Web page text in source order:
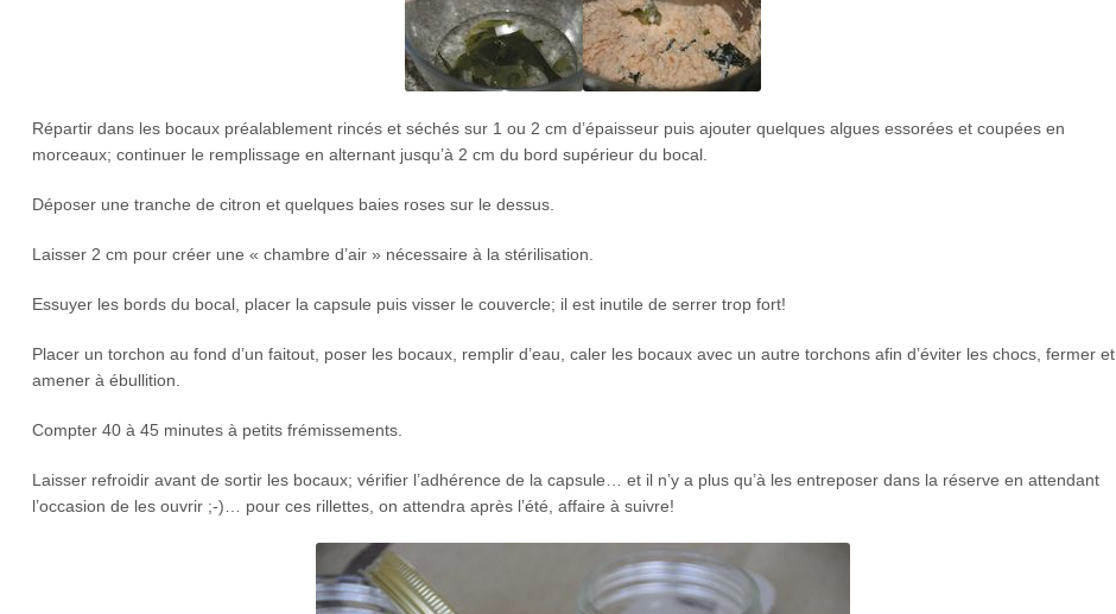
Répartir dans les bocaux préalablement rincés et séchés sur 1 ou 2 cm d’épaisseur puis ajouter quelques algues essorées et coupées en
morceaux; continuer le remplissage en alternant jusqu’à 2 cm du bord supérieur du bocal.
Déposer une tranche de citron et quelques baies roses sur le dessus.
Laisser 2 cm pour créer une « chambre d’air » nécessaire à la stérilisation.
Essuyer les bords du bocal, placer la capsule puis visser le couvercle; il est inutile de serrer trop fort!
Placer un torchon au fond d’un faitout, poser les bocaux, remplir d’eau, caler les bocaux avec un autre torchons afin d’éviter les chocs, fermer et
amener à ébullition.
Compter 40 à 45 minutes à petits frémissements.
Laisser refroidir avant de sortir les bocaux; vérifier l’adhérence de la capsule… et il n’y a plus qu’à les entreposer dans la réserve en attendant
l’occasion de les ouvrir ;-)… pour ces rillettes, on attendra après l’été, affaire à suivre!